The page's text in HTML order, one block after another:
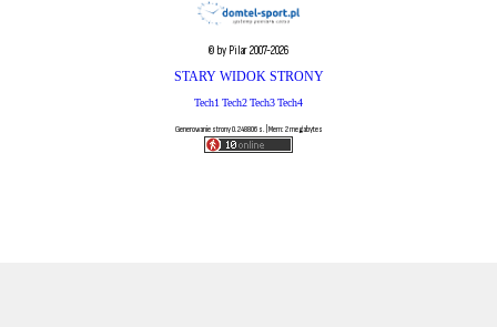
© by Pilar 2007-2026
STARY WIDOK STRONY
Tech1 Tech2Tech3Tech4
Generowanie strony 0.248806 s. | Mem: 2 megabytes